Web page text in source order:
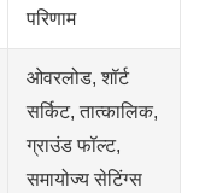
परिणाम
ओवरलोड, शॉर्ट
सर्किट, तात्कालिक,
ग्राउंड फॉल्ट,
समायोज्य सेटिंग्स